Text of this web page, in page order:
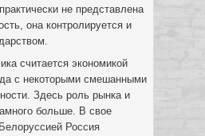
не представлена
она контролируется и
считается экономикой
с некоторыми смешанными
Здесь роль рынка и
больше. В свое
Россия